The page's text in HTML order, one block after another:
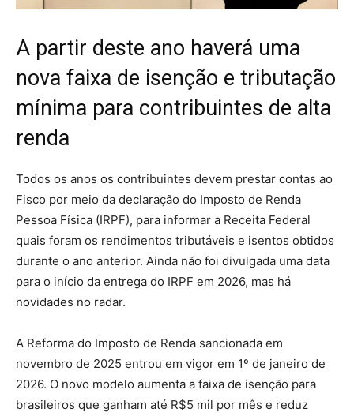
A partir deste ano haverá uma
nova faixa de isenção e tributação
mínima para contribuintes de alta
renda
Todos os anos os contribuintes devem prestar contas ao
Fisco por meio da declaração do Imposto de Renda
Pessoa Física (IRPF), para informar a Receita Federal
quais foram os rendimentos tributáveis e isentos obtidos
durante o ano anterior. Ainda não foi divulgada uma data
para o início da entrega do IRPF em 2026, mas há
novidades no radar.
A Reforma do Imposto de Renda sancionada em
novembro de 2025 entrou em vigor em 1º de janeiro de
2026. O novo modelo aumenta a faixa de isenção para
brasileiros que ganham até R$5 mil por mês e reduz